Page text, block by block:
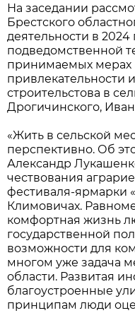
На заседании
Брестского
деятельности в 2024
подведомственной
принимаемых
привлекательности
строительстова в
Дрогичинского,
«Жить в сельской
перспективно. Об
Александр
чествования
фестиваля-ярмарки
Климовичах.
комфортная жизнь
государственной
возможности для
многом уже задача
области. Развитая
благоустроенные
принципам люди